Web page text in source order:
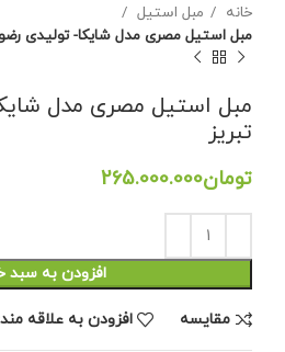
خانه
مبل استیل
مبل استیل مصری مدل شایکا- تولیدی
مبل استیل مصری مدل
تبریز
تومان
افزودن به سبد
مقايسه افزودن به علاقه